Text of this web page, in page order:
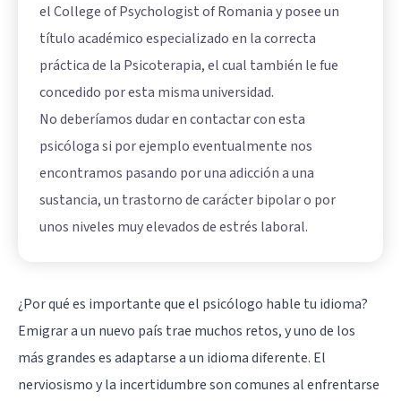
el College of Psychologist of Romania y posee un
título académico especializado en la correcta
práctica de la Psicoterapia, el cual también le fue
concedido por esta misma universidad.
No deberíamos dudar en contactar con esta
psicóloga si por ejemplo eventualmente nos
encontramos pasando por una adicción a una
sustancia, un trastorno de carácter bipolar o por
unos niveles muy elevados de estrés laboral.
¿Por qué es importante que el psicólogo hable tu idioma?
Emigrar a un nuevo país trae muchos retos, y uno de los
más grandes es adaptarse a un idioma diferente. El
nerviosismo y la incertidumbre son comunes al enfrentarse